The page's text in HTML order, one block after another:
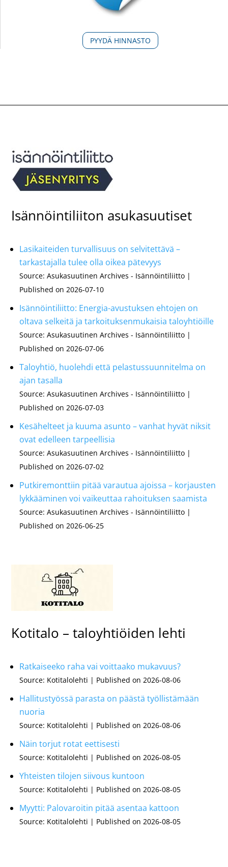
PYYDÄ HINNASTO
Isännöintiliiton asukasuutiset
Lasikaiteiden turvallisuus on selvitettävä –
tarkastajalla tulee olla oikea pätevyys
Source: Asukasuutinen Archives - Isännöintiliitto
Published on 2026-07-10
Isännöintiliitto: Energia-avustuksen ehtojen on
oltava selkeitä ja tarkoituksenmukaisia taloyhtiöille
Source: Asukasuutinen Archives - Isännöintiliitto
Published on 2026-07-06
Taloyhtiö, huolehdi että pelastussuunnitelma on
ajan tasalla
Source: Asukasuutinen Archives - Isännöintiliitto
Published on 2026-07-03
Kesähelteet ja kuuma asunto – vanhat hyvät niksit
ovat edelleen tarpeellisia
Source: Asukasuutinen Archives - Isännöintiliitto
Published on 2026-07-02
Putkiremonttiin pitää varautua ajoissa – korjausten
lykkääminen voi vaikeuttaa rahoituksen saamista
Source: Asukasuutinen Archives - Isännöintiliitto
Published on 2026-06-25
Kotitalo – taloyhtiöiden lehti
Ratkaiseeko raha vai voittaako mukavuus?
Source: Kotitalolehti Published on 2026-08-06
Hallitustyössä parasta on päästä työllistämään
nuoria
Source: Kotitalolehti Published on 2026-08-06
Näin torjut rotat eettisesti
Source: Kotitalolehti Published on 2026-08-05
Yhteisten tilojen siivous kuntoon
Source: Kotitalolehti Published on 2026-08-05
Myytti: Palovaroitin pitää asentaa kattoon
Source: Kotitalolehti Published on 2026-08-05